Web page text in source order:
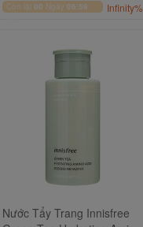
Còn lại 00 Ngày 06:59:
Infinity%
Nước Tẩy Trang Innisfree